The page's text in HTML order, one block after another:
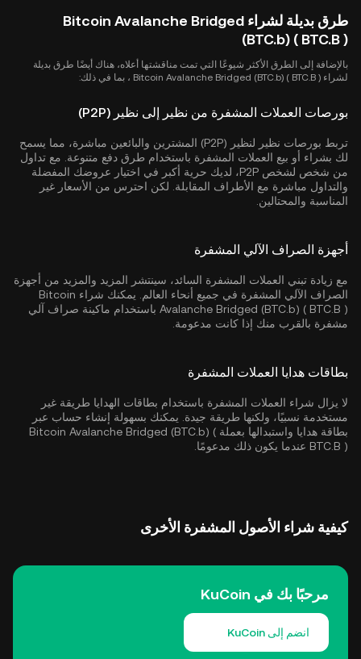
طرق بديلة لشراء Bitcoin Avalanche Bridged
(BTC.b) ( BTC.B )
بالإضافة إلى الطرق الأكثر شيوعًا التي تمت مناقشتها أعلاه، هناك أيضًا طرق بديلة
لشراء Bitcoin Avalanche Bridged (BTC.b) ( BTC.B ) ، بما في ذلك:
بورصات العملات المشفرة من نظير إلى نظير (P2P)
تربط بورصات نظير لنظير (P2P) المشترين والبائعين مباشرة، مما يسمح
لك بشراء أو بيع العملات المشفرة باستخدام طرق دفع متنوعة. مع تداول
من شخص لشخص P2P، لديك حرية أكبر في اختيار عروضك المفضلة
والتداول مباشرة مع الأطراف المقابلة. لكن احترس من الأسعار غير
المناسبة والمحتالين.
أجهزة الصراف الآلي المشفرة
مع زيادة تبني العملات المشفرة السائد، سينتشر المزيد والمزيد من أجهزة
الصراف الآلي المشفرة في جميع أنحاء العالم. يمكنك شراء Bitcoin
Avalanche Bridged (BTC.b) ( BTC.B ) باستخدام ماكينة صراف آلي
مشفرة بالقرب منك إذا كانت مدعومة.
بطاقات هدايا العملات المشفرة
لا يزال شراء العملات المشفرة باستخدام بطاقات الهدايا طريقة غير
مستخدمة نسبيًا، ولكنها طريقة جيدة. يمكنك بسهولة إنشاء حساب عبر
بطاقة هدايا واستبدالها بعملة Bitcoin Avalanche Bridged (BTC.b) (
BTC.B ) عندما يكون ذلك مدعومًا.
كيفية شراء الأصول المشفرة الأخرى
مرحبًا بك في KuCoin
انضم إلى KuCoin